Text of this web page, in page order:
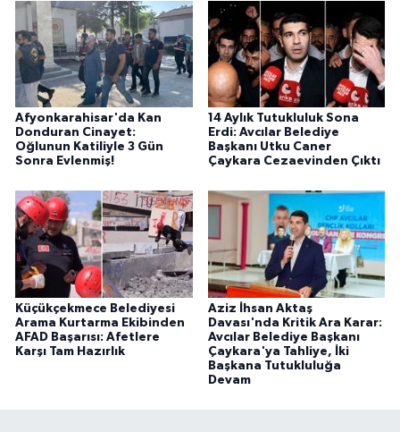
Afyonkarahisar'da Kan
Donduran Cinayet:
Oğlunun Katiliyle 3 Gün
Sonra Evlenmiş!
14 Aylık Tutukluluk Sona
Erdi: Avcılar Belediye
Başkanı Utku Caner
Çaykara Cezaevinden Çıktı
Küçükçekmece Belediyesi
Arama Kurtarma Ekibinden
AFAD Başarısı: Afetlere
Karşı Tam Hazırlık
Aziz İhsan Aktaş
Davası'nda Kritik Ara Karar:
Avcılar Belediye Başkanı
Çaykara'ya Tahliye, İki
Başkana Tutukluluğa
Devam